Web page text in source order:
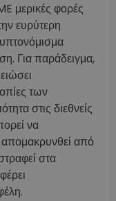
μερικές φορές
ευρύτερη
Για παράδειγμα,
των
στις διεθνείς
να
απομακρυνθεί από
στα